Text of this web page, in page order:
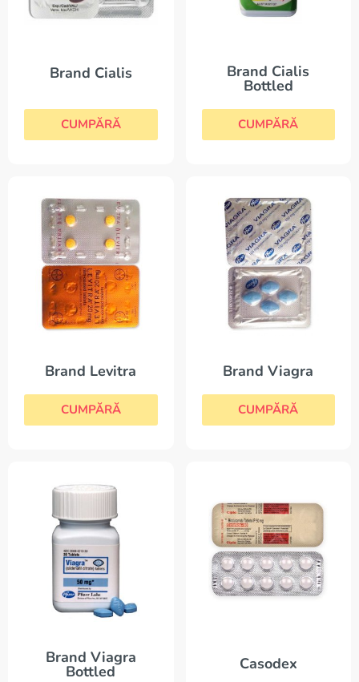
Brand Cialis
CUMPĂRĂ
Brand Cialis
Bottled
CUMPĂRĂ
Brand Levitra
CUMPĂRĂ
Brand Viagra
CUMPĂRĂ
Brand Viagra
Bottled Casodex